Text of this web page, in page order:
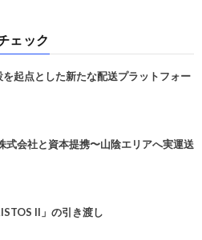
ェック
起点とした新たな配送プラットフォー
会社と資本提携〜山陰エリアへ実運送
II」の引き渡し